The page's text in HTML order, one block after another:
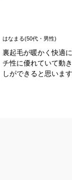
はなまる(50代・男性)
裏起毛が暖かく快適
チ性に優れていて動
しができると思います